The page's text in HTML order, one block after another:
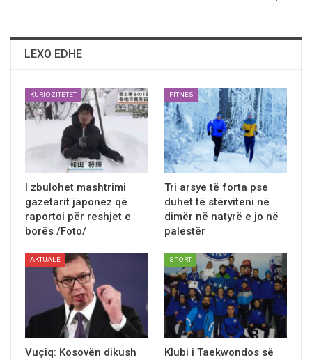
LEXO EDHE
KURIOZITETET
I zbulohet mashtrimi
gazetarit japonez qё
raportoi për reshjet e
borës /Foto/
FITNES
Tri arsye të forta pse
duhet të stërviteni në
dimër në natyrё e jo në
palestër
AKTUALE
Vuçiq: Kosovën dikush
SPORT
Klubi i Taekwondos së